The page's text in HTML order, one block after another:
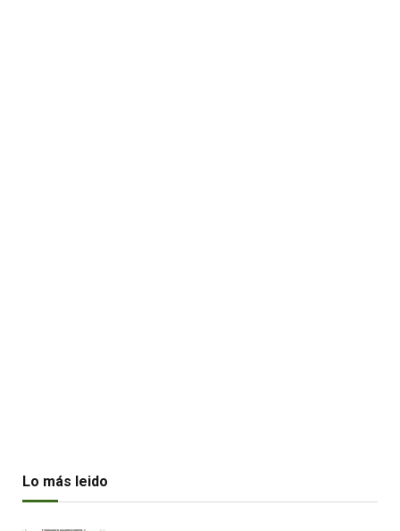
Lo más leido